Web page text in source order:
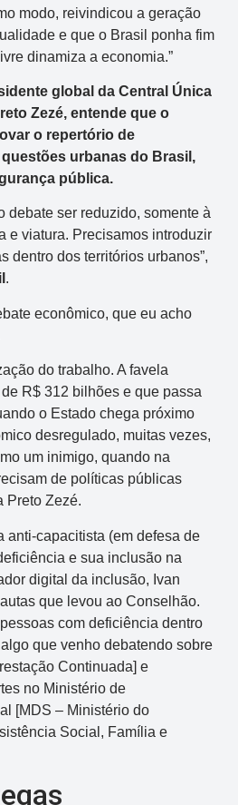
modo, reivindicou a geração
e que o Brasil ponha fim
dinamiza a economia.”
global da Central Única
Zezé, entende que o
o repertório de
urbanas do Brasil,
pública.
debate ser reduzido, somente à
e viatura. Precisamos introduzir
dentro dos territórios urbanos”,
.
econômico, que eu acho
do trabalho. A favela
R$ 312 bilhões e que passa
o Estado chega próximo
desregulado, muitas vezes,
um inimigo, quando na
de políticas públicas
Preto Zezé.
anti-capacitista (em defesa de
e sua inclusão na
digital da inclusão, Ivan
que levou ao Conselhão.
com deficiência dentro
que venho debatendo sobre
Continuada] e
no Ministério de
[MDS – Ministério do
Social, Família e